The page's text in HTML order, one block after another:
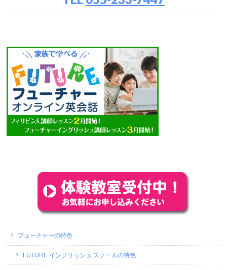
フューチャーの特色
FUTURE イングリッシュ スクールの特色